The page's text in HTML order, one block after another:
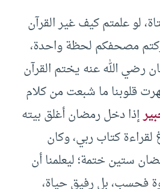
لو علمتم كيف غير القرآن
مصحفكم لحظة واحدة،
رضي الله عنه يختم القرآن
قلوبنا ما شبعت من كلام
إذا دخل رمضان أغلق بيته
كتاب ربي، وكان
ستين ختمة؛ ليعلمنا أن
فحسب، بل رفيق حياة،